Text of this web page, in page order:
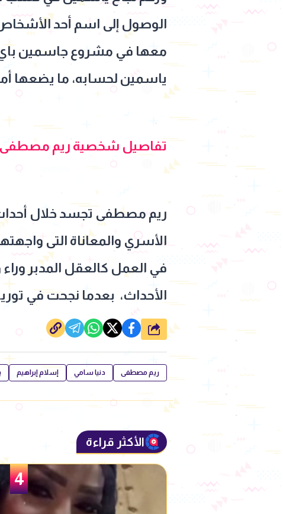
الوصول إلى اسم أحد
معها في مشروع جاسمين باي
ياسمين لحسابه، ما يضعها
تفاصيل شخصية ريم مصطفى
ريم مصطفى تجسد خلال
الأسري والمعاناة التى
في العمل كالعقل المدبر
الأحداث، بعدما نجحت في
شارك
ريم مصطفى دنيا سامي إسلام إبراهيم
الأكثر قراءة
4
5